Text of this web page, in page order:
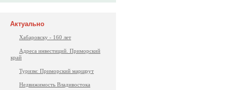
Актуально
Хабаровску - 160 лет
Адреса инвестиций. Приморский
край
Туризм: Приморский маршрут
Недвижимость Владивостока